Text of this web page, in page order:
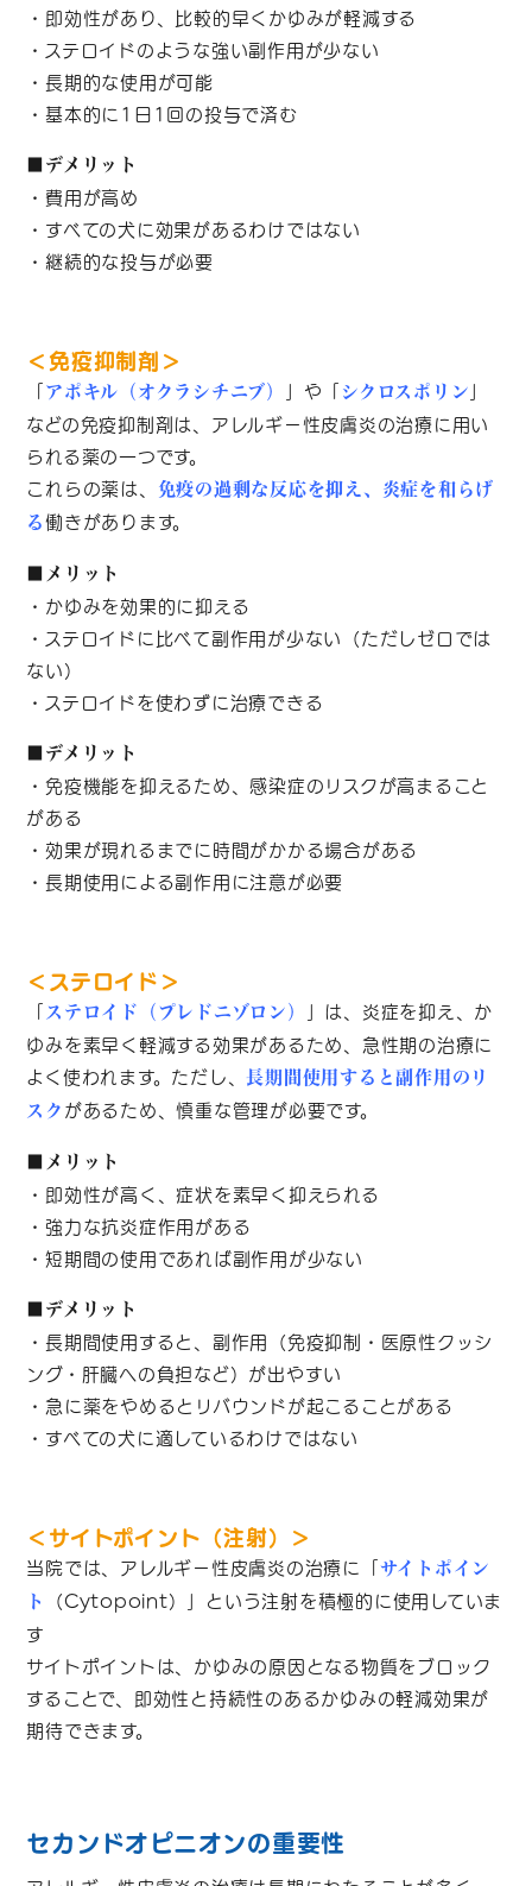
・即効性があり、比較的早くかゆみが軽減する
・ステロイドのような強い副作用が少ない
・長期的な使用が可能
・基本的に1日1回の投与で済む
■デメリット
・費用が高め
・すべての犬に効果があるわけではない
・継続的な投与が必要
＜免疫抑制剤＞
「アポキル（オクラシチニブ） 」や「 シクロスポリン 」
などの免疫抑制剤は、アレルギー性皮膚炎の治療に用い
られる薬の一つです。
これらの薬は、
免疫の過剰な反応を抑え、炎症を和らげ
る働きがあります。
■メリット
・かゆみを効果的に抑える
・ステロイドに比べて副作用が少ない（ただしゼロでは
ない）
・ステロイドを使わずに治療できる
■デメリット
・免疫機能を抑えるため、感染症のリスクが高まること
がある
・効果が現れるまでに時間がかかる場合がある
・長期使用による副作用に注意が必要
＜ステロイド＞
「 ステロイド（プレドニゾロン）
」は、炎症を抑え、か
ゆみを素早く軽減する効果があるため、急性期の治療に
よく使われます。ただし、長期間使用すると副作用のリ
スク があるため、慎重な管理が必要です。
■メリット
・即効性が高く、症状を素早く抑えられる
・強力な抗炎症作用がある
・短期間の使用であれば副作用が少ない
■デメリット
・長期間使用すると、副作用（免疫抑制・医原性クッシ
ング・肝臓への負担など）が出やすい
・急に薬をやめるとリバウンドが起こることがある
・すべての犬に適しているわけではない
＜サイトポイント（注射）＞
当院では、アレルギー性皮膚炎の治療に「サイトポイン
ト
（Cytopoint）」という注射を積極的に使用していま
す
サイトポイントは、かゆみの原因となる物質をブロック
することで、即効性と持続性のあるかゆみの軽減効果が
期待できます。
セカンドオピニオンの重要性